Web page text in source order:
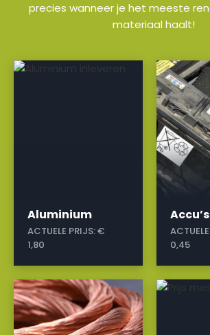
precies wanneer je het meeste
materiaal haalt!
Aluminium
ACTUELE PRIJS:€
1,80
a
Accu’s
0,45
a
a a